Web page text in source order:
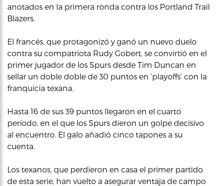
anotados en la primera ronda contra los Portland Trail
Blazers.
El francés, que protagonizó y ganó un nuevo duelo
contra su compatriota Rudy Gobert, se convirtió en el
primer jugador de los Spurs desde Tim Duncan en
sellar un doble doble de 30 puntos en ‘playoffs’ con la
franquicia texana.
Hasta 16 de sus 39 puntos llegaron en el cuarto
período, en el que los Spurs dieron un golpe decisivo
al encuentro. El galo añadió cinco tapones a su
cuenta.
Los texanos, que perdieron en casa el primer partido
de esta serie, han vuelto a asegurar ventaja de campo